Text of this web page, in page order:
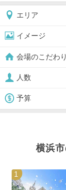
エリア
イメージ
会場のこだわ
人数
予算
横浜
1